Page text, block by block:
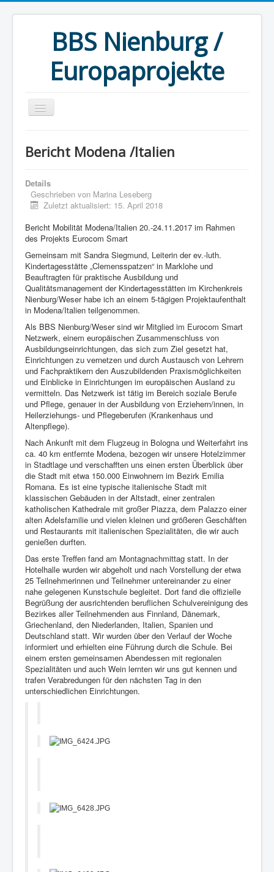
BBS Nienburg /
Europaprojekte
Aktuelles
Berichte
Bewerbung
Impressum/Datenschutz
Bericht Modena /Italien
Details
Geschrieben von Marina Leseberg
Zuletzt aktualisiert: 15. April 2018
Bericht Mobilität Modena/Italien 20.-24.11.2017 im Rahmen
des Projekts Eurocom Smart
Gemeinsam mit Sandra Siegmund, Leiterin der ev.-luth.
Kindertagesstätte „Clemensspatzen“ in Marklohe und
Beauftragten für praktische Ausbildung und
Qualitätsmanagement der Kindertagesstätten im Kirchenkreis
Nienburg/Weser habe ich an einem 5-tägigen Projektaufenthalt
in Modena/Italien teilgenommen.
Als BBS Nienburg/Weser sind wir Mitglied im Eurocom Smart
Netzwerk, einem europäischen Zusammenschluss von
Ausbildungseinrichtungen, das sich zum Ziel gesetzt hat,
Einrichtungen zu vernetzen und durch Austausch von Lehrern
und Fachpraktikern den Auszubildenden Praxismöglichkeiten
und Einblicke in Einrichtungen im europäischen Ausland zu
vermitteln. Das Netzwerk ist tätig im Bereich soziale Berufe
und Pflege, genauer in der Ausbildung von Erziehern/innen, in
Heilerziehungs- und Pflegeberufen (Krankenhaus und
Altenpflege).
Nach Ankunft mit dem Flugzeug in Bologna und Weiterfahrt ins
ca. 40 km entfernte Modena, bezogen wir unsere Hotelzimmer
in Stadtlage und verschafften uns einen ersten Überblick über
die Stadt mit etwa 150.000 Einwohnern im Bezirk Emilia
Romana. Es ist eine typische italienische Stadt mit
klassischen Gebäuden in der Altstadt, einer zentralen
katholischen Kathedrale mit großer Piazza, dem Palazzo einer
alten Adelsfamilie und vielen kleinen und größeren Geschäften
und Restaurants mit italienischen Spezialitäten, die wir auch
genießen durften.
Das erste Treffen fand am Montagnachmittag statt. In der
Hotelhalle wurden wir abgeholt und nach Vorstellung der etwa
25 Teilnehmerinnen und Teilnehmer untereinander zu einer
nahe gelegenen Kunstschule begleitet. Dort fand die offizielle
Begrüßung der ausrichtenden beruflichen Schulvereinigung des
Bezirkes aller Teilnehmenden aus Finnland, Dänemark,
Griechenland, den Niederlanden, Italien, Spanien und
Deutschland statt. Wir wurden über den Verlauf der Woche
informiert und erhielten eine Führung durch die Schule. Bei
einem ersten gemeinsamen Abendessen mit regionalen
Spezialitäten und auch Wein lernten wir uns gut kennen und
trafen Verabredungen für den nächsten Tag in den
unterschiedlichen Einrichtungen.